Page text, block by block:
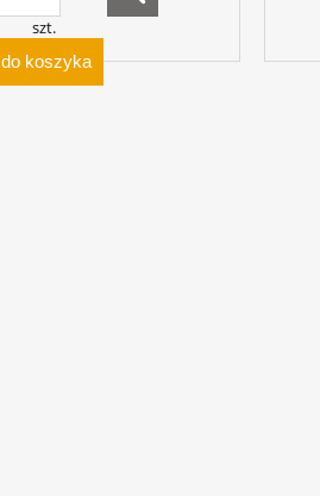
szt.
do koszyka